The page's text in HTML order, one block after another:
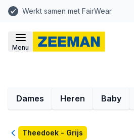
Werkt samen met FairWear
Menu
Dames Heren Baby
TerugTheedoek - Grijs